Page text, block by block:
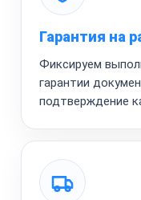
Гарантия на
Фиксируем
гарантии
подтверждение